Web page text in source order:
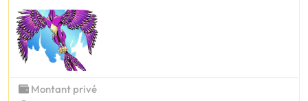
Montant privé